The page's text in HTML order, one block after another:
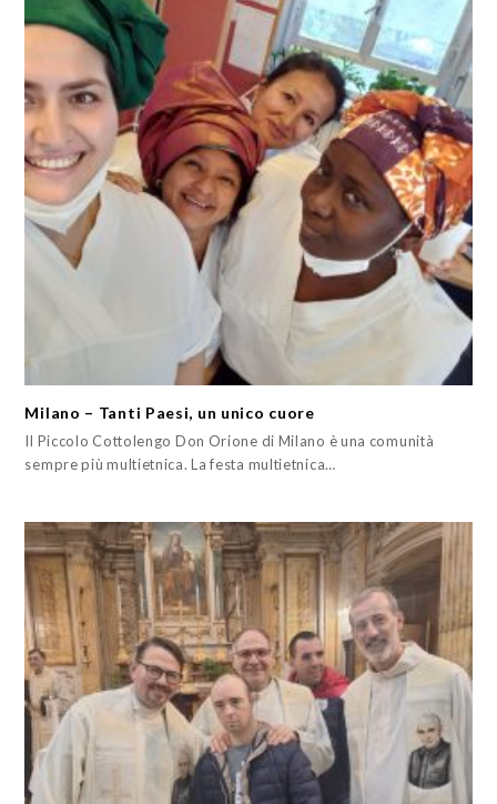
Milano – Tanti Paesi, un unico cuore
Il Piccolo Cottolengo Don Orione di Milano è una comunità
sempre più multietnica. La festa multietnica…